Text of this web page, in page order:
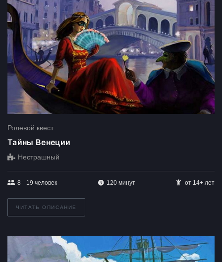
Ролевой квест
Тайны Венеции
Нестрашный
8 – 19 человек 120 минут от 14+ лет
ЧИТАТЬ ОПИСАНИЕ